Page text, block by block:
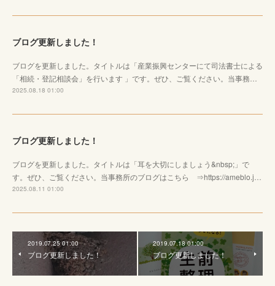
ブログ更新しました！
ブログを更新しました。タイトルは「産業振興センターにて司法書士による
「相続・登記相談会」を行います 」です。ぜひ、ご覧ください。当事務…
2025.08.18 01:00
ブログ更新しました！
ブログを更新しました。タイトルは「耳を大切にしましょう&nbsp;」で
す。ぜひ、ご覧ください。当事務所のブログはこちら ⇒https://ameblo.j…
2025.08.11 01:00
2019.07.25 01:00
ブログ更新しました！
2019.07.18 01:00
ブログ更新しました！